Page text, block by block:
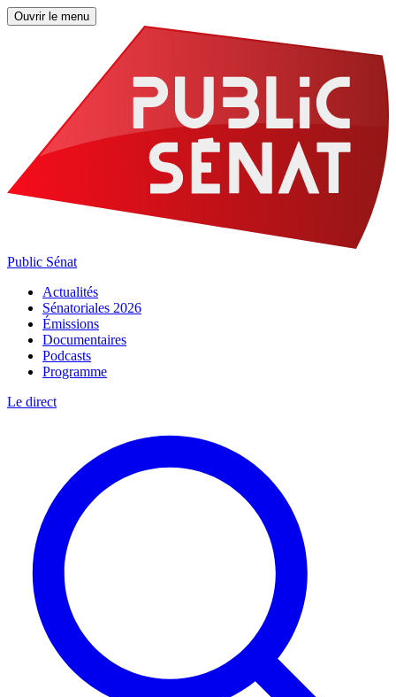
Ouvrir le menu
Public Sénat
Actualités
Sénatoriales 2026
Émissions
Documentaires
Podcasts
Programme
Le direct